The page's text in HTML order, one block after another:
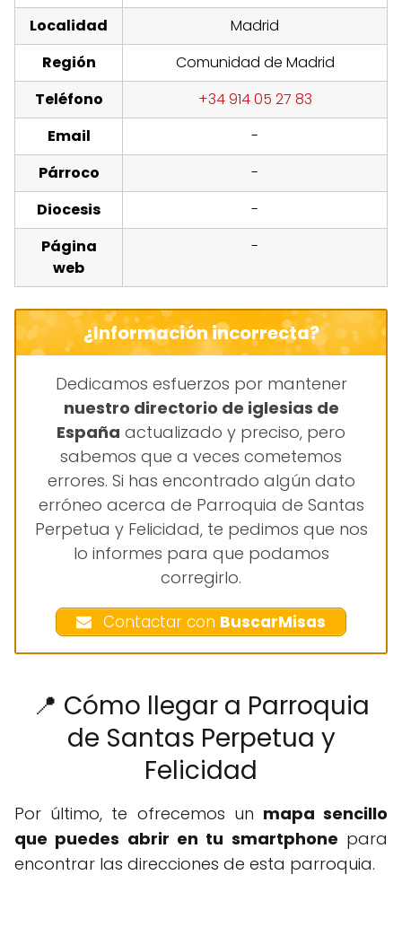
Localidad
Madrid
Región
Comunidad de Madrid
Teléfono
+34 914 05 27 83
Email
-
Párroco
-
Diocesis
-
Página
web
-
¿Información incorrecta?
Dedicamos esfuerzos por mantener
nuestro directorio de iglesias de
España actualizado y preciso, pero
sabemos que a veces cometemos
errores. Si has encontrado algún dato
erróneo acerca de Parroquia de Santas
Perpetua y Felicidad, te pedimos que nos
lo informes para que podamos
corregirlo.
Contactar con BuscarMisas
📍 Cómo llegar a Parroquia
de Santas Perpetua y
Felicidad
Por último, te ofrecemos un mapa sencillo
que puedes abrir en tu smartphone para
encontrar las direcciones de esta parroquia.